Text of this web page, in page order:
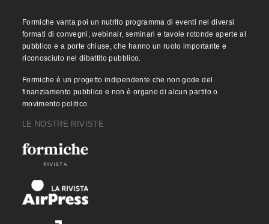
Formiche vanta poi un nutrito programma di eventi nei diversi
formati di convegni, webinair, seminari e tavole rotonde aperte al
pubblico e a porte chiuse, che hanno un ruolo importante e
riconosciuto nel dibattito pubblico.
Formiche è un progetto indipendente che non gode del
finanziamento pubblico e non è organo di alcun partito o
movimento politico.
LE NOSTRE RIVISTE